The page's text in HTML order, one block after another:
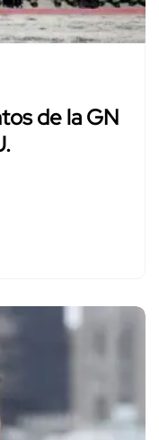
de la GN